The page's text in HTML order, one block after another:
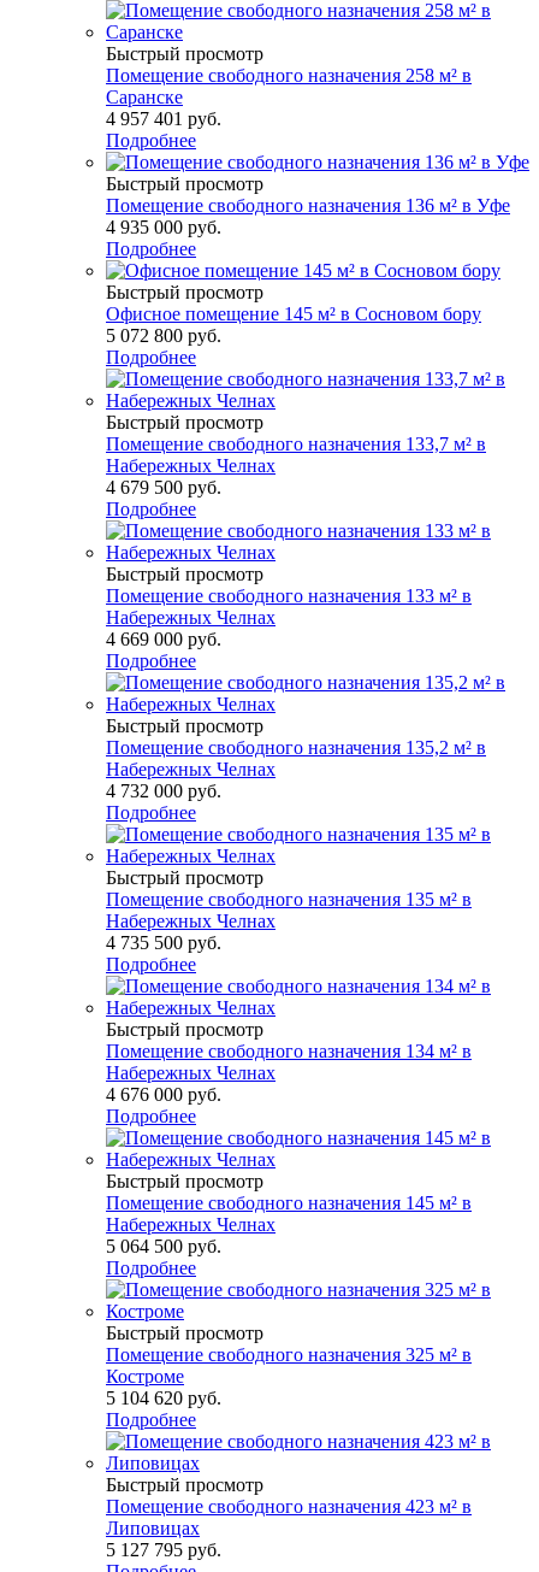
Быстрый просмотр
Помещение свободного назначения 258 м² в
Саранске
4 957 401 руб.
Подробнее
Быстрый просмотр
Помещение свободного назначения 136 м² в Уфе
4 935 000 руб.
Подробнее
Быстрый просмотр
Офисное помещение 145 м² в Сосновом бору
5 072 800 руб.
Подробнее
Быстрый просмотр
Помещение свободного назначения 133,7 м² в
Набережных Челнах
4 679 500 руб.
Подробнее
Быстрый просмотр
Помещение свободного назначения 133 м² в
Набережных Челнах
4 669 000 руб.
Подробнее
Быстрый просмотр
Помещение свободного назначения 135,2 м² в
Набережных Челнах
4 732 000 руб.
Подробнее
Быстрый просмотр
Помещение свободного назначения 135 м² в
Набережных Челнах
4 735 500 руб.
Подробнее
Быстрый просмотр
Помещение свободного назначения 134 м² в
Набережных Челнах
4 676 000 руб.
Подробнее
Быстрый просмотр
Помещение свободного назначения 145 м² в
Набережных Челнах
5 064 500 руб.
Подробнее
Быстрый просмотр
Помещение свободного назначения 325 м² в
Костроме
5 104 620 руб.
Подробнее
Быстрый просмотр
Помещение свободного назначения 423 м² в
Липовицах
5 127 795 руб.